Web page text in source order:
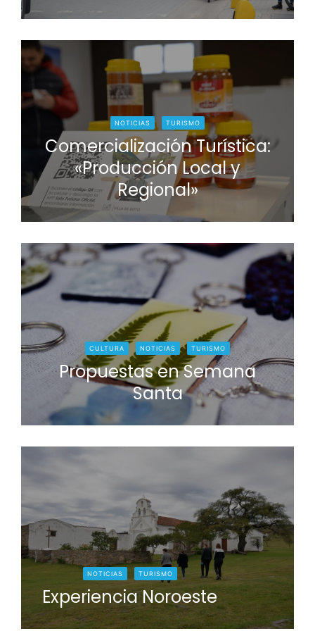
NOTICIAS TURISMO
Comercialización Turística:
«Producción Local y
Regional»
CULTURA NOTICIAS TURISMO
Propuestas en Semana
Santa
NOTICIAS TURISMO
Experiencia Noroeste